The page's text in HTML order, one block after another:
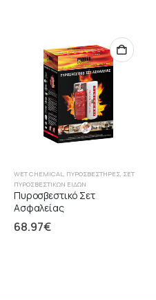
WET CHEMICAL, ΠΥΡΟΣΒΕΣΤΉΡΕΣ, ΣΕΤ
ΠΥΡΟΣΒΕΣΤΙΚΏΝ ΕΙΔΏΝ
Πυροσβεστικό Σετ
Ασφαλείας
68.97€